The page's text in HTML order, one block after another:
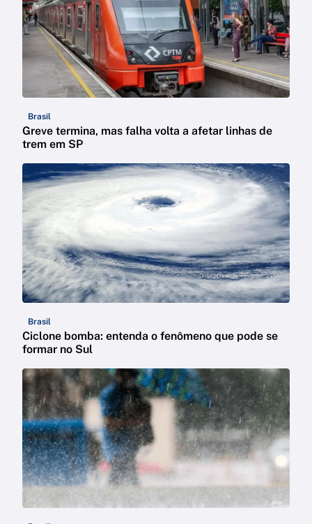
Brasil
Greve termina, mas falha volta a afetar linhas de
trem em SP
Brasil
Ciclone bomba: entenda o fenômeno que pode se
formar no Sul